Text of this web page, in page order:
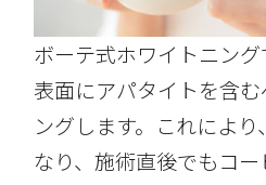
ボーテ式ホワイトニン
表面にアパタイトを含
ングします。これによ
なり、施術直後でもコ